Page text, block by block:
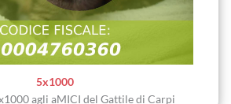
5x1000
agli aMICI del Gattile di Carpi